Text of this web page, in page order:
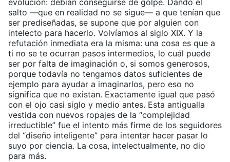
evolución: debían conseguirse de golpe. Dando el
salto —que en realidad no se sigue— a que tenían que
ser prediseñadas, se supone que por alguien con
intelecto para hacerlo. Volvíamos al siglo XIX. Y la
refutación inmediata era la misma: una cosa es que a
ti no se te ocurran pasos intermedios, lo cuál puede
ser por falta de imaginación o, si somos generosos,
porque todavía no tengamos datos suficientes de
ejemplo para ayudar a imaginarlos, pero eso no
significa que no existan. Exactamente igual que pasó
con el ojo casi siglo y medio antes. Esta antigualla
vestida con nuevos ropajes de la “complejidad
irreductible” fue el intento más firme de los seguidores
del “diseño inteligente” para intentar hacer pasar lo
suyo por ciencia. La cosa, intelectualmente, no dio
para más.